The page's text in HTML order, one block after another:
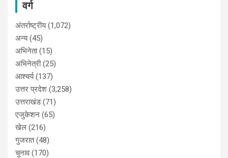
वर्ग
अंतर्राष्ट्रीय(1,072)
अन्य(45)
अभिनेता(15)
अभिनेत्री(25)
आश्चर्य(137)
उत्तर प्रदेश (3,258)
उत्तराखंड(71)
एजुकेशन (65)
खेल (216)
गुजरात(48)
चुनाव(170)